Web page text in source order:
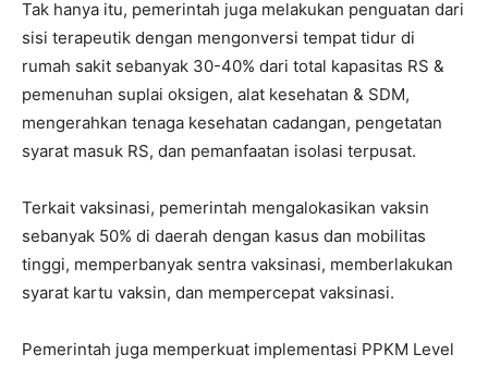
Tak hanya itu, pemerintah juga melakukan penguatan dari
sisi terapeutik dengan mengonversi tempat tidur di
rumah sakit sebanyak 30-40% dari total kapasitas RS &
pemenuhan suplai oksigen, alat kesehatan & SDM,
mengerahkan tenaga kesehatan cadangan, pengetatan
syarat masuk RS, dan pemanfaatan isolasi terpusat.
Terkait vaksinasi, pemerintah mengalokasikan vaksin
sebanyak 50% di daerah dengan kasus dan mobilitas
tinggi, memperbanyak sentra vaksinasi, memberlakukan
syarat kartu vaksin, dan mempercepat vaksinasi.
Pemerintah juga memperkuat implementasi PPKM Level